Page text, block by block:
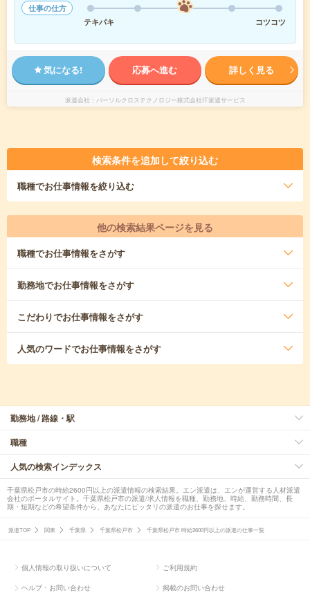
仕事の仕方
テキパキ
コツコツ
気になる! 応募へ進む 詳しく見る
派遣会社 パーソルクロステクノロジー株式会社IT派遣サービス
検索条件を追加して絞り込む
職種でお仕事情報を絞り込む
他の検索結果ページを見る
職種でお仕事情報をさがす
勤務地でお仕事情報をさがす
こだわりでお仕事情報をさがす
人気のワードでお仕事情報をさがす
勤務地 / 路線・駅
職種
人気の検索インデックス
千葉県松戸市の時給2600円以上の派遣情報の検索結果。エン派遣は、エンが運営する人材派遣
会社のポータルサイト。千葉県松戸市の派遣/求人情報を職種、勤務地、時給、勤務時間、長
期・短期などの希望条件から、あなたにピッタリの派遣のお仕事を探せます。
派遣TOP 関東 千葉県 千葉県松戸市 千葉県松戸市 時給2600円以上の派遣の仕事一覧
個人情報の取り扱いについて ご利用規約
ヘルプ・お問い合わせ 掲載のお問い合わせ